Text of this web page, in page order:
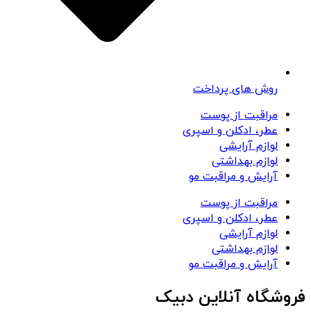
روش های پرداخت
مراقبت از پوست
عطر، ادکلن و اسپری
لوازم آرایشی
لوازم بهداشتی
آرایش و مراقبت مو
مراقبت از پوست
عطر، ادکلن و اسپری
لوازم آرایشی
لوازم بهداشتی
آرایش و مراقبت مو
فروشگاه آنلاین دبیک